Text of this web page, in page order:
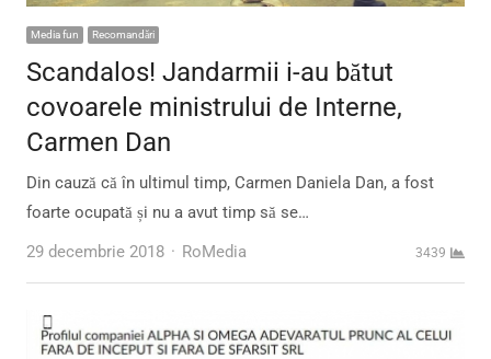
Media fun Recomandări
Scandalos! Jandarmii i-au bătut
covoarele ministrului de Interne,
Carmen Dan
Din cauză că în ultimul timp, Carmen Daniela Dan, a fost
foarte ocupată și nu a avut timp să se…
29 decembrie 2018
Author
RoMedia 3439